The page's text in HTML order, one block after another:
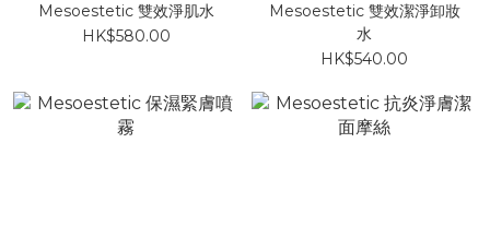
Mesoestetic 雙效淨肌水
HK$580.00
Mesoestetic 雙效潔淨卸妝
水
HK$540.00